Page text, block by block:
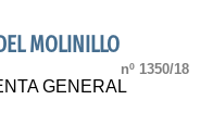
MOLINILLO
nº 1350/18
GENERAL